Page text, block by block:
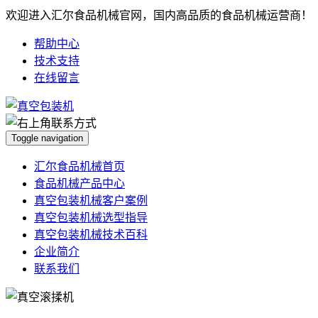
欢迎进入汇尔食品机械官网，国内高品质的食品机械运营商！
帮助中心
技术支持
在线留言
Toggle navigation
汇尔食品机械首页
食品机械产品中心
真空包装机械客户案例
真空包装机械选型指导
真空包装机械技术百科
企业简介
联系我们